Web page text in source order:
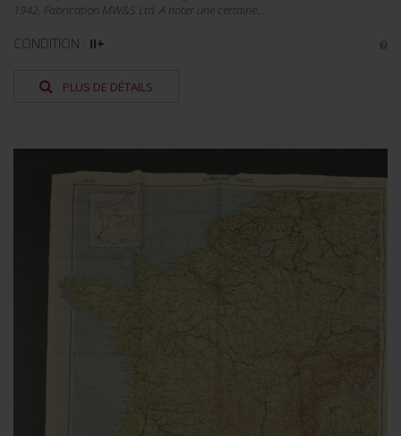
1942. Fabrication MW&S Ltd. A noter une certaine...
CONDITION : II+
PLUS DE DÉTAILS